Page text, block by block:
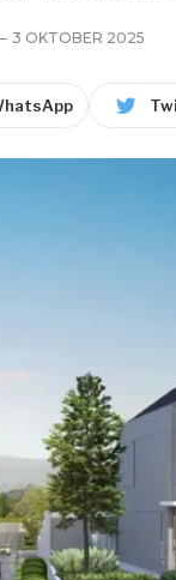
3 OKTOBER 2025